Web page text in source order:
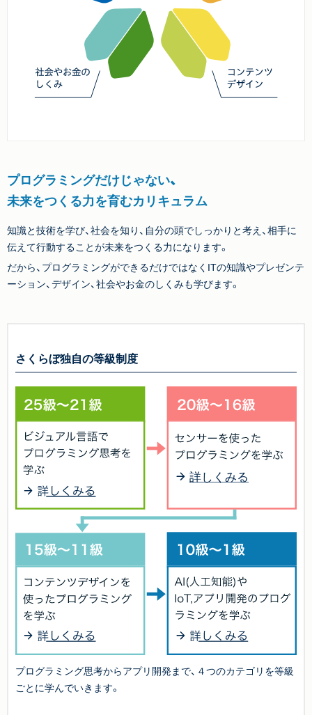
プログラミングだけじゃない、
未来をつくる力を育むカリキュラム
知識と技術を学び、社会を知り、自分の頭でしっかりと考え、相手に
伝えて行動することが未来をつくる力になります。
だから、プログラミングができるだけではなくITの知識やプレゼンテ
ーション、デザイン、社会やお金のしくみも学びます。
さくらぼ独自の等級制度
プログラミング思考からアプリ開発まで、４つのカテゴリを等級
ごとに学んでいきます。